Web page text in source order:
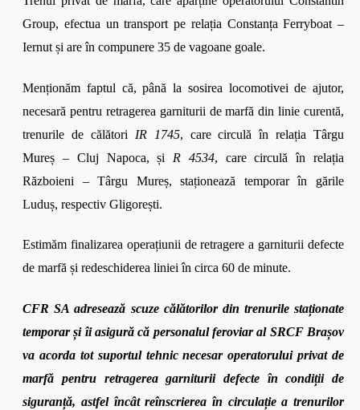
Group, efectua un transport pe relația Constanța Ferryboat –
Iernut și are în compunere 35 de vagoane goale.
Menționăm faptul că, până la sosirea locomotivei de ajutor,
necesară pentru retragerea garniturii de marfă din linie curentă,
trenurile de călători IR 1745, care circulă în relația Târgu
Mureș – Cluj Napoca, și R 4534, care circulă în relația
Războieni – Târgu Mureș, staționează temporar în gările
Luduș, respectiv Gligorești.
Estimăm finalizarea operațiunii de retragere a garniturii defecte
de marfă și redeschiderea liniei în circa 60 de minute.
CFR SA adresează scuze călătorilor din trenurile staționate
temporar și îi asigură că personalul feroviar al SRCF Brașov
va acorda tot suportul tehnic necesar operatorului privat de
marfă pentru retragerea garniturii defecte în condiții de
siguranță, astfel încât reînscrierea în circulație a trenurilor